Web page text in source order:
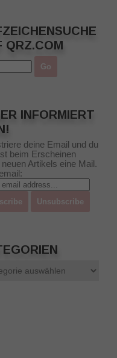
QRZ.COM
INFORMIERT
deine Email und du
beim Erscheinen
neuen Artikels eine Mail.